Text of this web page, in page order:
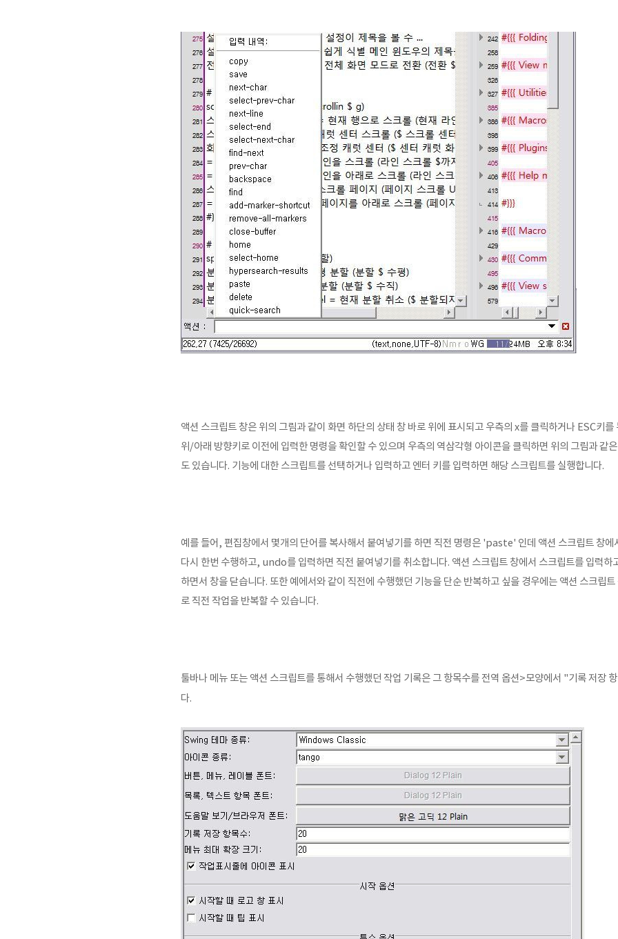
액션 스크립트 창은 위의 그림과 같이 화면 하단의 상태 창 바로 위에 표시되고 우측의 x를 클릭하거나 ESC키를
위/아래 방향키로 이전에 입력한 명령을 확인할 수 있으며 우측의 역삼각형 아이콘을 클릭하면 위의 그림과 같
도 있습니다. 기능에 대한 스크립트를 선택하거나 입력하고 엔터 키를 입력하면 해당 스크립트를 실행합니다.
예를 들어, 편집창에서 몇개의 단어를 복사해서 붙여넣기를 하면 직전 명령은 'paste' 인데 액션 스크립트 창
다시 한번 수행하고, undo를 입력하면 직전 붙여넣기를 취소합니다. 액션 스크립트 창에서 스크립트를 입력하
하면서 창을 닫습니다. 또한 예에서와 같이 직전에 수행했던 기능을 단순 반복하고 싶을 경우에는 액션 스크립
로 직전 작업을 반복할 수 있습니다.
툴바나 메뉴 또는 액션 스크립트를 통해서 수행했던 작업 기록은 그 항목수를 전역 옵션>모양에서 "기록 저장
다.